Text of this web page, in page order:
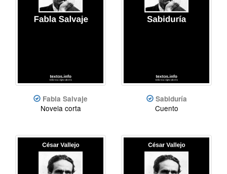
Fabla Salvaje
Novela corta
Sabiduría
Cuento